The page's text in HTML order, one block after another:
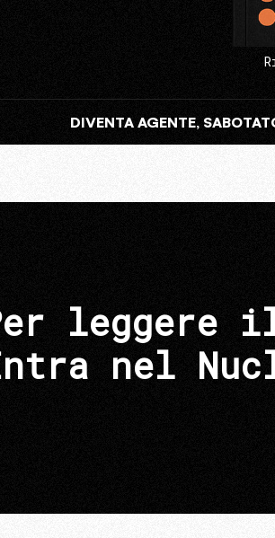
DIVENTA AGENTE,
leggere
nel